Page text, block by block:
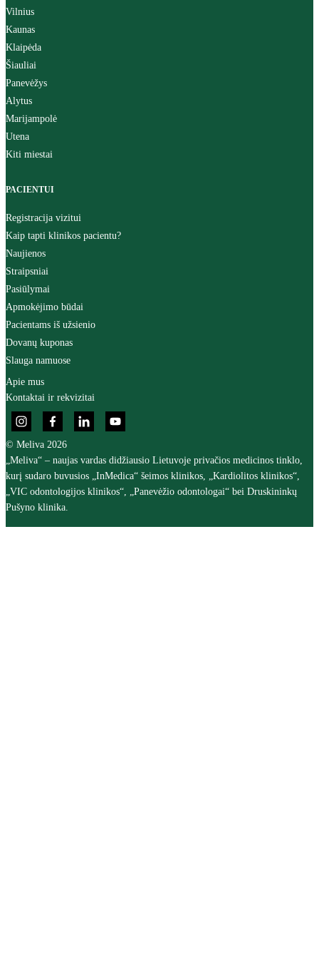
Vilnius
Kaunas
Klaipėda
Šiauliai
Panevėžys
Alytus
Marijampolė
Utena
Kiti miestai
PACIENTUI
Registracija vizitui
Kaip tapti klinikos pacientu?
Naujienos
Straipsniai
Pasiūlymai
Apmokėjimo būdai
Pacientams iš užsienio
Dovanų kuponas
Slauga namuose
Apie mus
Kontaktai ir rekvizitai
© Meliva 2026
„Meliva“ – naujas vardas didžiausio Lietuvoje privačios medicinos tinklo,
kurį sudaro buvusios „InMedica“ šeimos klinikos, „Kardiolitos klinikos“,
„VIC odontologijos klinikos“, „Panevėžio odontologai“ bei Druskininkų
Pušyno klinika.